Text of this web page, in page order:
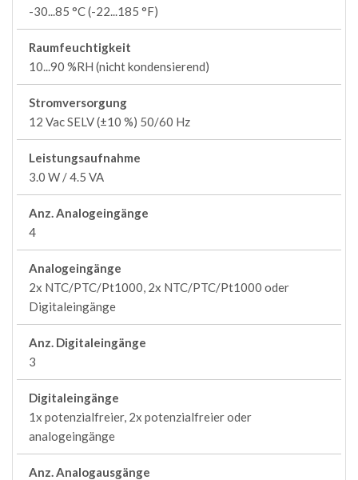
-30...85 °C (-22...185 °F)
Raumfeuchtigkeit
10...90 %RH (nicht kondensierend)
Stromversorgung
12 Vac SELV (±10 %) 50/60 Hz
Leistungsaufnahme
3.0 W / 4.5 VA
Anz. Analogeingänge
4
Analogeingänge
2x NTC/PTC/Pt1000, 2x NTC/PTC/Pt1000 oder
Digitaleingänge
Anz. Digitaleingänge
3
Digitaleingänge
1x potenzialfreier, 2x potenzialfreier oder
analogeingänge
Anz. Analogausgänge